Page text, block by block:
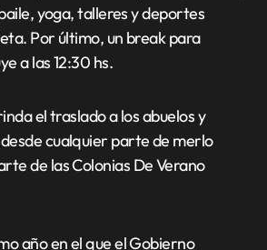
yoga, talleres y deportes
Por último, un break para
a las 12:30 hs.
el traslado a los abuelos y
cualquier parte de merlo
de las Colonias De Verano
año en el que el Gobierno